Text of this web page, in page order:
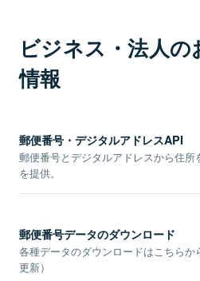
ビジネス・法人
情報
郵便番号・デジタルアドレスAPI
郵便番号とデジタルアドレスから住所
を提供。
郵便番号データのダウンロード
各種データのダウンロードはこちらか
更新）